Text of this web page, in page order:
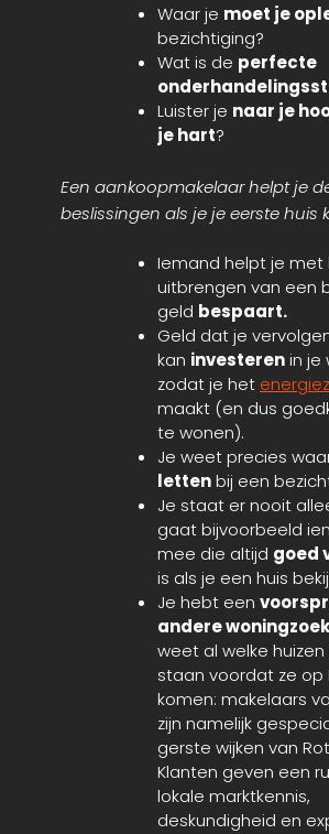
Waar je moet je
bezichtiging?
Wat is de perfecte
Luister je naar je
je hart?
Een aankoopmakelaar helpt je
beslissingen als je je eerste huis
Iemand helpt je met
uitbrengen van een
geld bespaart.
Geld dat je
kan investerenin je
zodat je het
maakt (en dus
te wonen).
Je weet precies
lettenbij een
Je staat er nooit
gaat bijvoorbeeld
mee die altijd goed
is als je een huis
Je hebt een
andere
weet al welke
staan voordat ze op
komen: makelaars
zijn namelijk
gerste wijken van
Klanten geven een
lokale marktkennis,
deskundigheid en